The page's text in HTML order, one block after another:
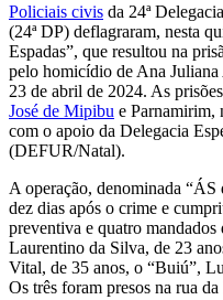
Policiais civis da 24ª
(24ª DP) deflagraram, nesta
Espadas”, que resultou na
pelo homicídio de Ana Juliana
23 de abril de 2024. As
José de Mipibu e Parnamirim,
com o apoio da Delegacia
(DEFUR/Natal).
A operação, denominada “ÁS
dez dias após o crime e
preventiva e quatro mandados
Laurentino da Silva, de 23
Vital, de 35 anos, o “Buiú”,
Os três foram presos na rua